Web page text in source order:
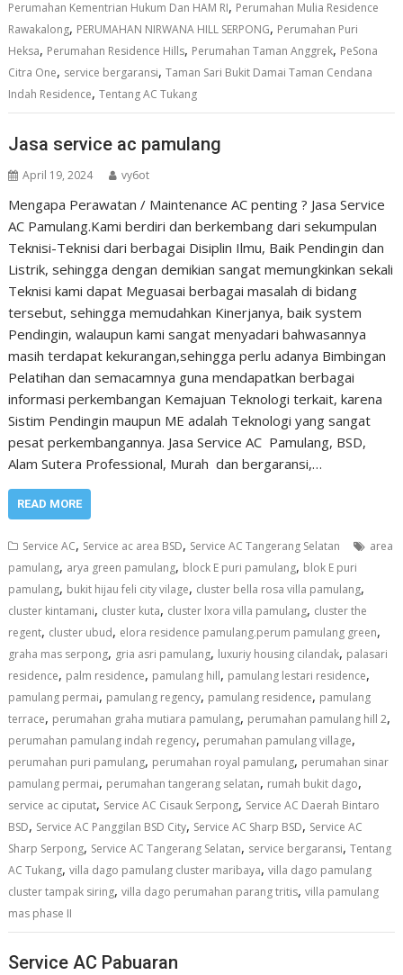
Perumahan Kementrian Hukum Dan HAM RI, Perumahan Mulia Residence
Rawakalong, PERUMAHAN NIRWANA HILL SERPONG, Perumahan Puri
Heksa, Perumahan Residence Hills, Perumahan Taman Anggrek, PeSona
Citra One, service bergaransi,Taman Sari Bukit Damai Taman Cendana
Indah Residence,Tentang AC Tukang
Jasa service ac pamulang
April 19, 2024 vy6ot
Mengapa Perawatan / Maintenance AC penting ? Jasa Service
AC Pamulang.Kami berdiri dan berkembang dari sekumpulan
Teknisi-Teknisi dari berbagai Disiplin Ilmu, Baik Pendingin dan
Listrik, sehingga dengan demikian sangat memungkinkan sekali
Teknisi kami dapat Meguasai berbagai masalah di bidang
tersebut, sehingga memudahkan Kinerjanya, baik system
Pendingin, walaupun kami sangat menyadari bahwasannya
masih terdapat kekurangan,sehingga perlu adanya Bimbingan
Pelatihan dan semacamnya guna mendapatkan berbagai
informasi perkembangan Kemajuan Teknologi terkait, karena
Sistim Pendingin maupun ME adalah Teknologi yang sangat
pesat perkembangannya. Jasa Service AC Pamulang, BSD,
Alam Sutera Professional, Murah dan bergaransi,…
READ MORE
Service AC, Service ac area BSD, Service AC Tangerang Selatan
area
pamulang, arya green pamulang, block E puri pamulang, blok E puri
pamulang, bukit hijau feli city vilage, cluster bella rosa villa pamulang,
cluster kintamani, cluster kuta, cluster lxora villa pamulang, cluster the
regent, cluster ubud, elora residence pamulang.perum pamulang green,
graha mas serpong, gria asri pamulang, luxuriy housing cilandak, palasari
residence, palm residence, pamulang hill, pamulang lestari residence,
pamulang permai, pamulang regency, pamulang residence, pamulang
terrace, perumahan graha mutiara pamulang, perumahan pamulang hill 2,
perumahan pamulang indah regency, perumahan pamulang village,
perumahan puri pamulang, perumahan royal pamulang, perumahan sinar
pamulang permai, perumahan tangerang selatan, rumah bukit dago,
service ac ciputat, Service AC Cisauk Serpong, Service AC Daerah Bintaro
BSD, Service AC Panggilan BSD City, Service AC Sharp BSD, Service AC
Sharp Serpong, Service AC Tangerang Selatan, service bergaransi,Tentang
AC Tukang,villa dago pamulang cluster maribaya,villa dago pamulang
cluster tampak siring,villa dago perumahan parang tritis,villa pamulang
mas phase II
Service AC Pabuaran